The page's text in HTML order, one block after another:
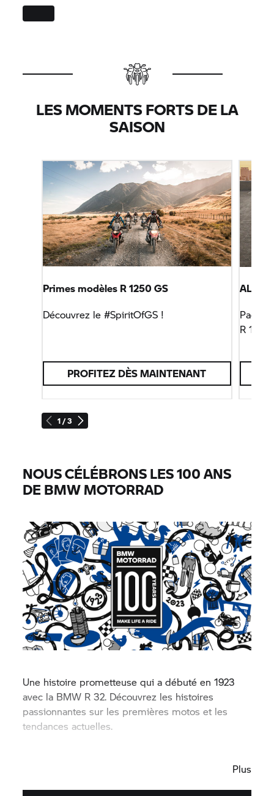
LES MOMENTS FORTS DE LA
SAISON
1 / 3
Primes modèles R 1250 GS
Découvrez le #SpiritOfGS !
PROFITEZ DÈS MAINTENANT
ALL
Packs
R 18
NOUS CÉLÉBRONS LES 100 ANS
DEBMW MOTORRAD
Une histoire prometteuse qui a débuté en 1923
avec la BMW R 32. Découvrez les histoires
passionnantes sur les premières motos et les
tendances actuelles.
Plus